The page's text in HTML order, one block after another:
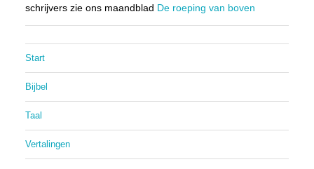
schrijvers zie ons maandblad De roeping van boven
Start
Bijbel
Taal
Vertalingen